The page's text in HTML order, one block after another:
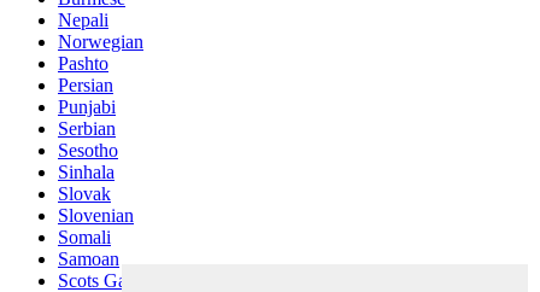
Nepali
Norwegian
Pashto
Persian
Punjabi
Serbian
Sesotho
Sinhala
Slovak
Slovenian
Somali
Samoan
Scots Gaelic